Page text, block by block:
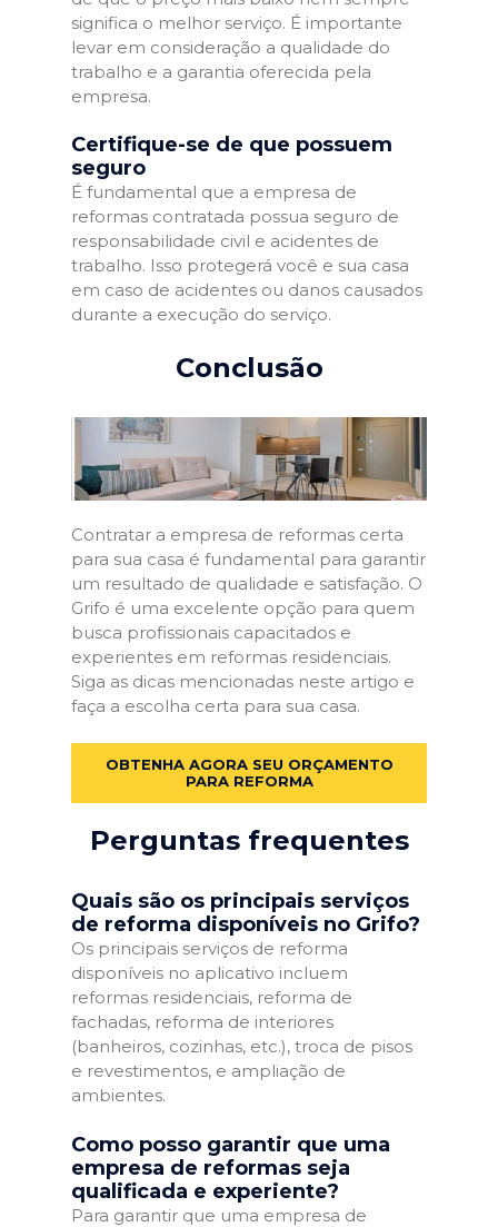
significa o melhor serviço. É importante
levar em consideração a qualidade do
trabalho e a garantia oferecida pela
empresa.
Certifique-se de que possuem
seguro
É fundamental que a empresa de
reformas contratada possua seguro de
responsabilidade civil e acidentes de
trabalho. Isso protegerá você e sua casa
em caso de acidentes ou danos causados
durante a execução do serviço.
Conclusão
Contratar a empresa de reformas certa
para sua casa é fundamental para garantir
um resultado de qualidade e satisfação. O
Grifo é uma excelente opção para quem
busca profissionais capacitados e
experientes em reformas residenciais.
Siga as dicas mencionadas neste artigo e
faça a escolha certa para sua casa.
OBTENHA AGORA SEU ORÇAMENTO
PARA REFORMA
Perguntas frequentes
Quais são os principais serviços
de reforma disponíveis no Grifo?
Os principais serviços de reforma
disponíveis no aplicativo incluem
reformas residenciais, reforma de
fachadas, reforma de interiores
(banheiros, cozinhas, etc.), troca de pisos
e revestimentos, e ampliação de
ambientes.
Como posso garantir que uma
empresa de reformas seja
qualificada e experiente?
Para garantir que uma empresa de